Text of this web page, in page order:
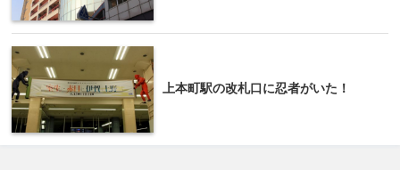
上本町駅の改札口に忍者がいた！